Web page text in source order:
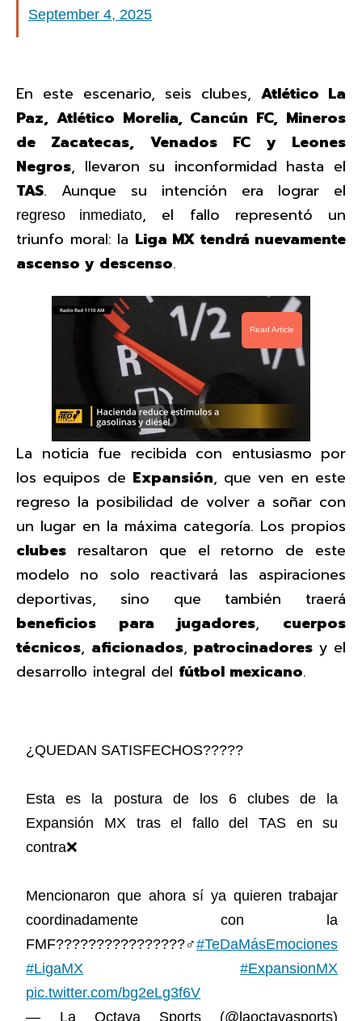
September 4, 2025
En este escenario, seis clubes, Atlético La
Paz, Atlético Morelia, Cancún FC, Mineros
de Zacatecas, Venados FC y Leones
Negros, llevaron su inconformidad hasta el
TAS. Aunque su intención era lograr el
regreso inmediato, el fallo representó un
triunfo moral: la Liga MX tendrá nuevamente
ascenso y descenso.
Read Article
La noticia fue recibida con entusiasmo por
los equipos de Expansión, que ven en este
regreso la posibilidad de volver a soñar con
un lugar en la máxima categoría. Los propios
clubes resaltaron que el retorno de este
modelo no solo reactivará las aspiraciones
deportivas, sino que también traerá
beneficios para jugadores, cuerpos
técnicos, aficionados, patrocinadores y el
desarrollo integral del fútbol mexicano.
¿QUEDAN SATISFECHOS?????
Esta es la postura de los 6 clubes de la
Expansión MX tras el fallo del TAS en su
contra❌
Mencionaron que ahora sí ya quieren trabajar
coordinadamente con la
FMF????????????????‍♂️#TeDaMásEmociones
#LigaMX
#ExpansionMX
pic.twitter.com/bg2eLg3f6V
— La Octava Sports (@laoctavasports)